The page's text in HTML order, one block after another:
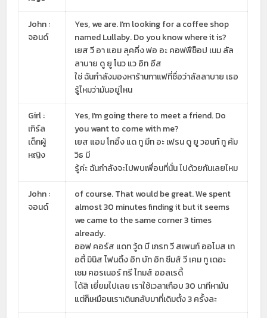
John :
จอนด์
Yes, we are. I’m looking for a coffee shop
named Lullaby. Do you know where it is?
เยส วี อา แอม ลุคคิ่ง ฟอ อะ คอฟฟีช็อป เนม ลัล
ลาบาย ดู ยู โนว แว อิท อีส
ใช่ ฉันกำลังมองหาร้านกาแฟที่ชื่อว่าลัลลาบาย เธอ
รู้ไหมว่ามันอยู่ไหน
Girl :
เกิร์ล
เด็กผู้
หญิง
Yes, I’m going there to meet a friend. Do
you want to come with me?
เยส แอม โกอิ้ง แด ทู มีท อะ เฟรน ดู ยู วอนท์ ทู คัม
วิธ มี
รู้ค่ะ ฉันกำลังจะไปพบเพื่อนที่นั่น ไปด้วยกันเลยไหม
John :
จอนด์
of course. That would be great. We spent
almost 30 minutes finding it but it seems
we came to the same corner 3 times
already.
ออฟ คอร์ส แดท วู้ด บี เกรท วี สเพนท์ ออโมส เท
อตี้ มินิส ไฟนดิ้ง อิท บัท อิท ซีมส์ วี เคม ทู เดอะ
เซม คอรเนอร์ ทรี ไทมส์ ออลเรดี้
ได้สิ เยี่ยมไปเลย เราใช้เวลาเกือบ 30 นาทีหามัน
แต่ก็เหมือนเราเดินกลับมาที่เดิมตั้ง 3 ครั้งละ